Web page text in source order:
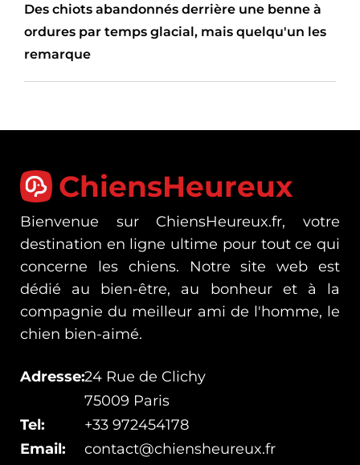
Des chiots abandonnés derrière une benne à
ordures par temps glacial, mais quelqu'un les
remarque
ChiensHeureux
Bienvenue sur ChiensHeureux.fr, votre
destination en ligne ultime pour tout ce qui
concerne les chiens. Notre site web est
dédié au bien-être, au bonheur et à la
compagnie du meilleur ami de l'homme, le
chien bien-aimé.
Adresse:24 Rue de Clichy
75009 Paris
Tel:
+33 972454178
Email:
contact@chiensheureux.fr